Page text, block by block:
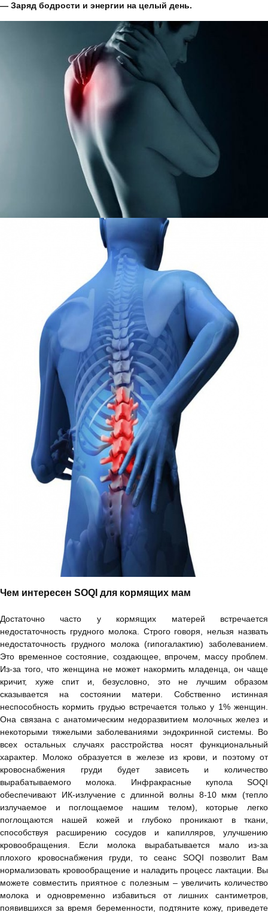
— Заряд бодрости и энергии на целый день.
Чем интересен SOQI для кормящих мам
Достаточно часто у кормящих матерей встречается
недостаточность грудного молока. Строго говоря, нельзя назвать
недостаточность грудного молока (гипогалактию) заболеванием.
Это временное состояние, создающее, впрочем, массу проблем.
Из-за того, что женщина не может накормить младенца, он чаще
кричит, хуже спит и, безусловно, это не лучшим образом
сказывается на состоянии матери. Собственно истинная
неспособность кормить грудью встречается только у 1% женщин.
Она связана с анатомическим недоразвитием молочных желез и
некоторыми тяжелыми заболеваниями эндокринной системы. Во
всех остальных случаях расстройства носят функциональный
характер. Молоко образуется в железе из крови, и поэтому от
кровоснабжения груди будет зависеть и количество
вырабатываемого молока. Инфракрасные купола SOQI
обеспечивают ИК-излучение с длинной волны 8-10 мкм (тепло
излучаемое и поглощаемое нашим телом), которые легко
поглощаются нашей кожей и глубоко проникают в ткани,
способствуя расширению сосудов и капилляров, улучшению
кровообращения. Если молока вырабатывается мало из-за
плохого кровоснабжения груди, то сеанс SOQI позволит Вам
нормализовать кровообращение и наладить процесс лактации. Вы
можете совместить приятное с полезным – увеличить количество
молока и одновременно избавиться от лишних сантиметров,
появившихся за время беременности, подтяните кожу, приведете